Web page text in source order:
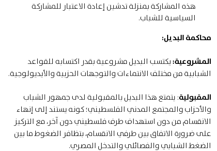
هذه المشاركة بمنزلة تدشين إعادة الاعتبار للمشاركة
السياسية للشباب.
محاكمة البديل:
المشروعية: يكتسب البديل مشروعية بقدر اكتسابه للقواعد
الشبابية من مختلف الانتماءات والتوجهات الحزبية والأيديولوجية.
المقبولية: يتمتع هذا البديل بالمقبولية لدى جمهور الشباب
والأحزاب والمجتمع المدني الفلسطيني؛ كونه يستند إلى إنهاء
الانقسام من دون استهداف طرف فلسطيني دون آخر، مع التركيز
على ضرورة الاتفاق بين طرفي الانقسام، بتظافر الضغوط ما بين
الضغط الشبابي والفصائلي والتدخل المصري.